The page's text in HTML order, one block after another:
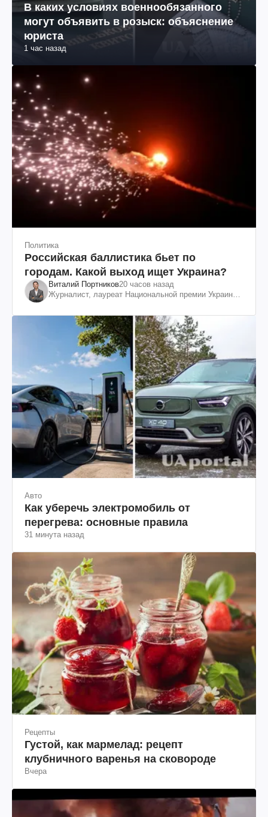
В каких условиях военнообязанного
могут объявить в розыск: объяснение
юриста
1 час назад
Политика
Российская баллистика бьет по
городам. Какой выход ищет Украина?
Виталий Портников20 часов назад
Журналист, лауреат Национальной премии Украины
Авто
Как уберечь электромобиль от
перегрева: основные правила
31 минута назад
Рецепты
Густой, как мармелад: рецепт
клубничного варенья на сковороде
Вчера